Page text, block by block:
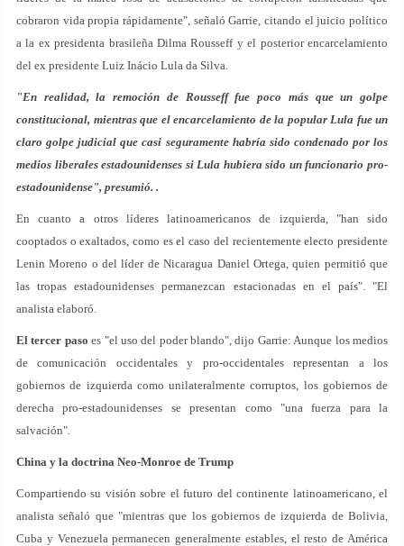
cobraron vida propia rápidamente", señaló Garrie, citando el juicio político
a la ex presidenta brasileña Dilma Rousseff y el posterior encarcelamiento
del ex presidente Luiz Inácio Lula da Silva.
"En realidad, la remoción de Rousseff fue poco más que un golpe
constitucional, mientras que el encarcelamiento de la popular Lula fue un
claro golpe judicial que casi seguramente habría sido condenado por los
medios liberales estadounidenses si Lula hubiera sido un funcionario pro-
estadounidense", presumió. .
En cuanto a otros líderes latinoamericanos de izquierda, "han sido
cooptados o exaltados, como es el caso del recientemente electo presidente
Lenin Moreno o del líder de Nicaragua Daniel Ortega, quien permitió que
las tropas estadounidenses permanezcan estacionadas en el país". "El
analista elaboró.
El tercer paso es "el uso del poder blando", dijo Garrie: Aunque los medios
de comunicación occidentales y pro-occidentales representan a los
gobiernos de izquierda como unilateralmente corruptos, los gobiernos de
derecha pro-estadounidenses se presentan como "una fuerza para la
salvación".
China y la doctrina Neo-Monroe de Trump
Compartiendo su visión sobre el futuro del continente latinoamericano, el
analista señaló que "mientras que los gobiernos de izquierda de Bolivia,
Cuba y Venezuela permanecen generalmente estables, el resto de América